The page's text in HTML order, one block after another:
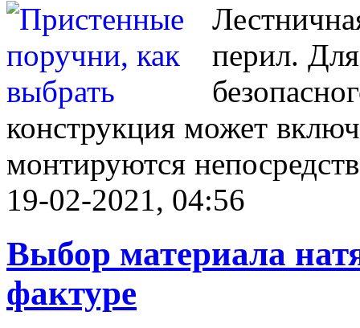
перил.
конструкция может
монтируются
19-02-2021, 04:56
Выбор материала
фактуре